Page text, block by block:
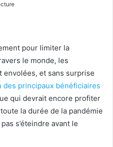
pour limiter la
le monde, les
envolées, et sans surprise
des principaux bénéficiaires
qui devrait encore profiter
la durée de la pandémie
s’éteindre avant le